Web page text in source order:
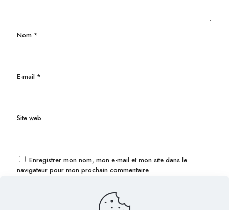
Nom *
E-mail *
Site web
Enregistrer mon nom, mon e-mail et mon site dans le
navigateur pour mon prochain commentaire.